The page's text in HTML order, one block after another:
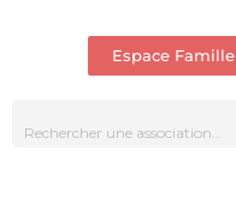
Espace Famille